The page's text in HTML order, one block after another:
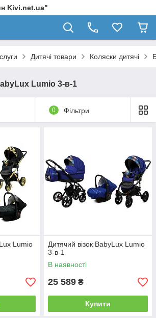
Kivi.net.ua"
Дитячі товари Коляски дитячі
Lumio 3-в-1
0 Фільтри
Lumio
Дитячий візок BabyLux Lumio
3-в-1
В наявності
25 589 ₴
Купити